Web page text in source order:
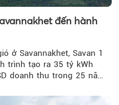
đến hành
ở Savannakhet, Savan 1
trình tạo ra 35 tỷ kWh
doanh thu trong 25 năm